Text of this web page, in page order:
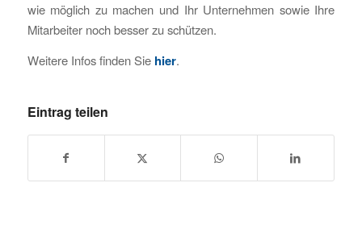
wie möglich zu machen und Ihr Unternehmen sowie Ihre
Mitarbeiter noch besser zu schützen.
Weitere Infos finden Sie hier.
Eintrag teilen